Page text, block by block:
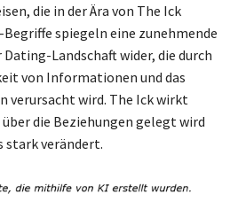
die in der Ära von The Ick
Begriffe spiegeln eine zunehmende
Landschaft wider, die durch
von Informationen und das
verursacht wird. The Ick wirkt
die Beziehungen gelegt wird
stark verändert.